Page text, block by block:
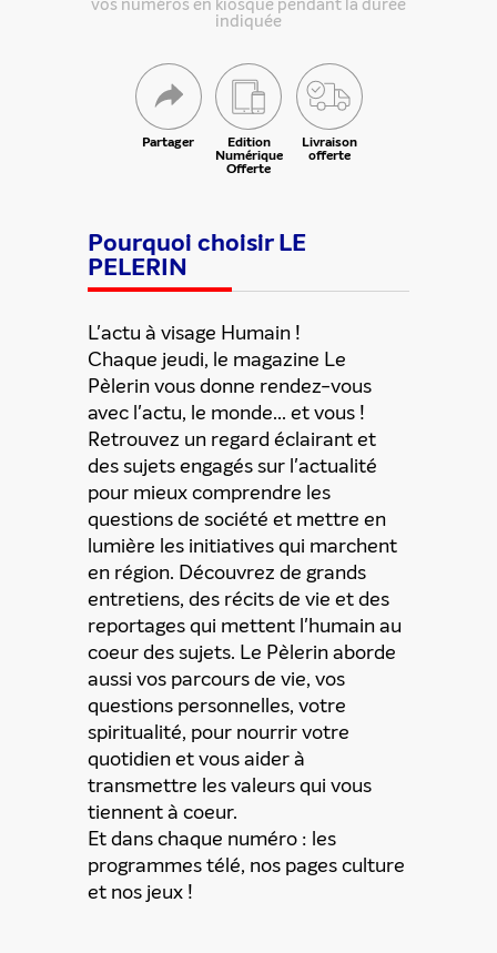
indiquée
Partager Edition
Numérique
Offerte
Livraison
offerte
Partager cette offre
ENVOYER
En partageant du contenu, vous acceptez que ces
informations soient traitées par ADLPartner (groupe
Dékuple), responsable de traitement, pour donner suite à
votre demande de recommandation auprès de votre ami.
Vous certifiez également ne pas envoyer d’email indésirable.
Votre adresse email et celle de votre ami ne sont utilisées que
pour cet envoi à la suite duquel elles seront
automatiquement supprimées. Pour en savoir plus, consultez
notre rubrique "Données personnelles ".
Pourquoi choisir LE
PELERIN
L'actu à visage Humain !
Chaque jeudi, le magazine Le
Pèlerin vous donne rendez-vous
avec l'actu, le monde... et vous !
Retrouvez un regard éclairant et
des sujets engagés sur l'actualité
pour mieux comprendre les
questions de société et mettre en
lumière les initiatives qui marchent
en région. Découvrez de grands
entretiens, des récits de vie et des
reportages qui mettent l'humain au
coeur des sujets. Le Pèlerin aborde
aussi vos parcours de vie, vos
questions personnelles, votre
spiritualité, pour nourrir votre
quotidien et vous aider à
transmettre les valeurs qui vous
tiennent à coeur.
Et dans chaque numéro : les
programmes télé, nos pages culture
et nos jeux !